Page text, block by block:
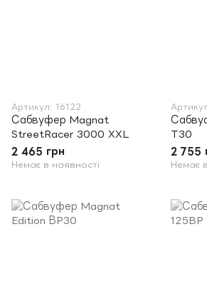
Артикул: 16122
Сабвуфер Magnat
StreetRacer 3000 XXL
2 465 грн
Немає в наявності
T30
2 755
Немає